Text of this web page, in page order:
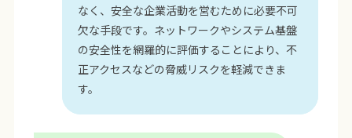
なく、安全な企業活動を営むために必要不可
欠な手段です。ネットワークやシステム基盤
の安全性を網羅的に評価することにより、不
正アクセスなどの脅威リスクを軽減できま
す。